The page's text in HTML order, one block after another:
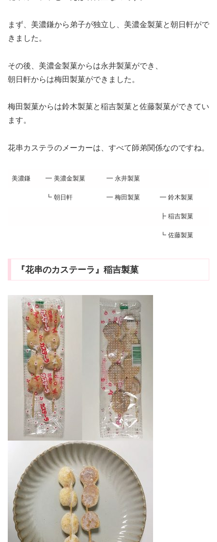
まず、美濃鎌から弟子が独立し、美濃金製菓と朝日軒がで
きました。
その後、美濃金製菓からは永井製菓ができ、
朝日軒からは梅田製菓ができました。
梅田製菓からは鈴木製菓と稲吉製菓と佐藤製菓ができてい
ます。
花串カステラのメーカーは、すべて師弟関係なのですね。
美濃鎌 ━ 美濃金製菓 ━ 永井製菓
┗ 朝日軒 ━ 梅田製菓 ━ 鈴木製菓
┣ 稲吉製菓
┗ 佐藤製菓
『花串のカステーラ』稲吉製菓